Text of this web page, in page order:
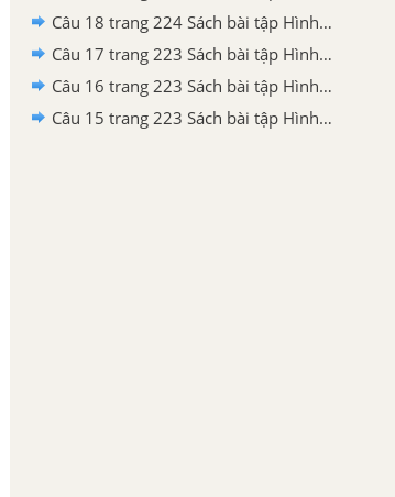
Câu 18 trang 224 Sách bài tập Hình học 11 Nâng cao
Câu 17 trang 223 Sách bài tập Hình học 11 Nâng cao
Câu 16 trang 223 Sách bài tập Hình học 11 Nâng cao
Câu 15 trang 223 Sách bài tập Hình học 11 Nâng cao